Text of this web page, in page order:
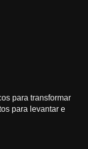
para transformar
para levantar e